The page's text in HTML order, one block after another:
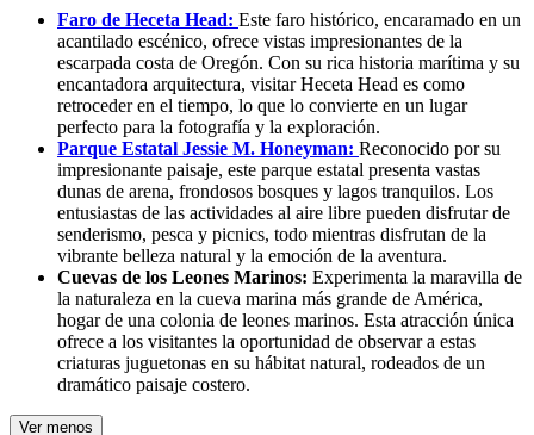
Faro de Heceta Head: Este faro histórico, encaramado en un
acantilado escénico, ofrece vistas impresionantes de la
escarpada costa de Oregón. Con su rica historia marítima y su
encantadora arquitectura, visitar Heceta Head es como
retroceder en el tiempo, lo que lo convierte en un lugar
perfecto para la fotografía y la exploración.
Parque Estatal Jessie M. Honeyman: Reconocido por su
impresionante paisaje, este parque estatal presenta vastas
dunas de arena, frondosos bosques y lagos tranquilos. Los
entusiastas de las actividades al aire libre pueden disfrutar de
senderismo, pesca y picnics, todo mientras disfrutan de la
vibrante belleza natural y la emoción de la aventura.
Cuevas de los Leones Marinos: Experimenta la maravilla de
la naturaleza en la cueva marina más grande de América,
hogar de una colonia de leones marinos. Esta atracción única
ofrece a los visitantes la oportunidad de observar a estas
criaturas juguetonas en su hábitat natural, rodeados de un
dramático paisaje costero.
Ver menos